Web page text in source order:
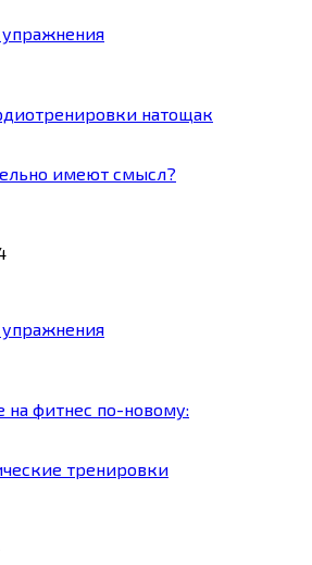
натощак
имеют смысл?
на фитнес по-новому:
тренировки